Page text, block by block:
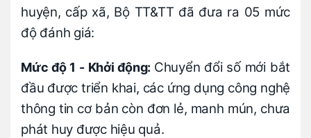
huyện, cấp xã, Bộ TT&TT đã đưa ra 05 mức
độ đánh giá:
Mức độ 1 - Khởi động: Chuyển đổi số mới bắt
đầu được triển khai, các ứng dụng công nghệ
thông tin cơ bản còn đơn lẻ, manh mún, chưa
phát huy được hiệu quả.